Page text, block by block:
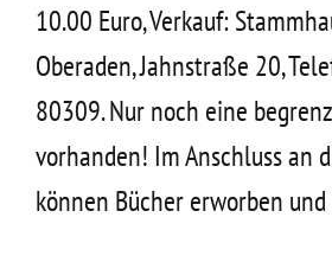
10.00 Euro, Verkauf:
Oberaden, Jahnstraße 20,
80309. Nur noch eine
vorhanden! Im Anschluss an
können Bücher erworben